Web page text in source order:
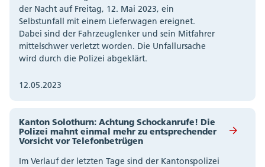
der Nacht auf Freitag, 12. Mai 2023, ein
Selbstunfall mit einem Lieferwagen ereignet.
Dabei sind der Fahrzeuglenker und sein Mitfahrer
mittelschwer verletzt worden. Die Unfallursache
wird durch die Polizei abgeklärt.
12.05.2023
Kanton Solothurn: Achtung Schockanrufe! Die
Polizei mahnt einmal mehr zu entsprechender
Vorsicht vor Telefonbetrügen
Im Verlauf der letzten Tage sind der Kantonspolizei